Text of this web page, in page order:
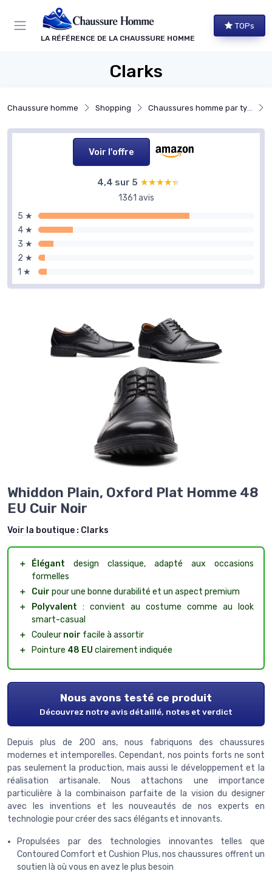
LA RÉFÉRENCE DE LA CHAUSSURE HOMME
TOPs
Clarks
Chaussure homme Shopping Chaussures homme par type
Voir l'offre
4,4 sur 5 ★★★★★
★★★★★
1361 avis
5 ★
4 ★
3 ★
2 ★
1 ★
Whiddon Plain, Oxford Plat Homme 48
EU Cuir Noir
Voir la boutique : Clarks
＋ Élégant design classique, adapté aux occasions
formelles
＋
Cuir pour une bonne durabilité et un aspect premium
＋
Polyvalent : convient au costume comme au look
smart-casual
＋ Couleur noir facile à assortir
＋ Pointure 48 EU clairement indiquée
Nous avons testé ce produit
Découvrez notre avis détaillé, notes et verdict
Depuis plus de 200 ans, nous fabriquons des chaussures
modernes et intemporelles. Cependant, nos points forts ne sont
pas seulement la production, mais aussi le développement et la
réalisation artisanale. Nous attachons une importance
particulière à la combinaison parfaite de la vision du designer
avec les inventions et les nouveautés de nos experts en
technologie pour créer des sacs élégants et innovants.
Propulsées par des technologies innovantes telles que
Contoured Comfort et Cushion Plus, nos chaussures offrent un
soutien là où vous en avez le plus besoin
Panneau de gestion des cookies